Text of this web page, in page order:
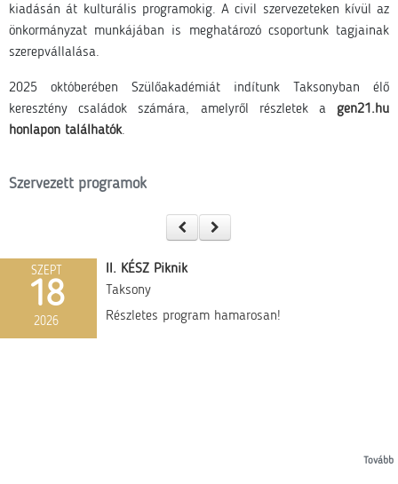
kiadásán át kulturális programokig. A civil szervezeteken kívül az
önkormányzat munkájában is meghatározó csoportunk tagjainak
szerepvállalása.
2025 októberében Szülőakadémiát indítunk Taksonyban élő
keresztény családok számára, amelyről részletek a gen21.hu
honlapon találhatók.
Szervezett programok
SZEPT
18
2026
II. KÉSZ Piknik
Taksony
Részletes program hamarosan!
Tovább